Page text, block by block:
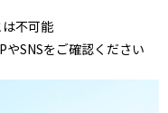
不可能
やSNSをご確認ください